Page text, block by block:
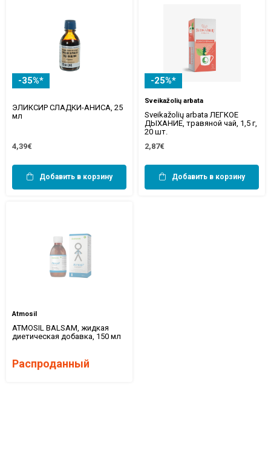
-35%*
ЭЛИКСИР СЛАДКИ-АНИСА, 25
мл
4,39€
Добавить в корзину
-25%*
Sveikažolių arbata
Sveikažolių arbata ЛЕГКОЕ
ДЫХАНИЕ, травяной чай, 1,5 г,
20 шт.
2,87€
Добавить в корзину
Atmosil
ATMOSIL BALSAM, жидкая
диетическая добавка, 150 мл
Распроданный